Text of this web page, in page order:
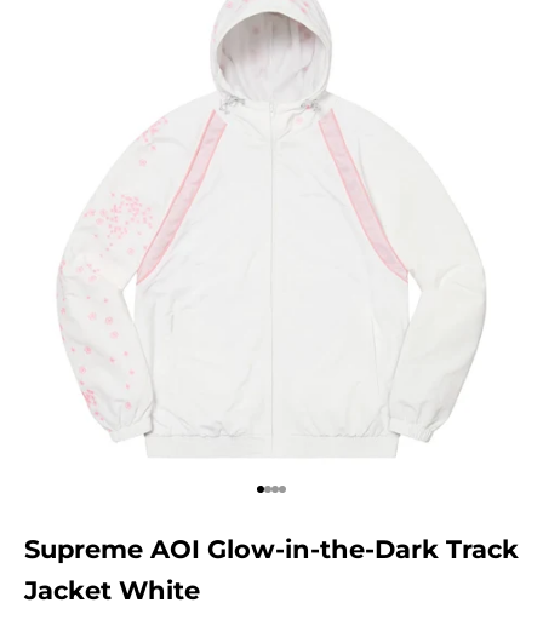
Aller à l'élément 1
Aller à l'élément 2
Aller à l'élément 3
Aller à l'élément 4
Supreme AOI Glow-in-the-Dark Track
Jacket White